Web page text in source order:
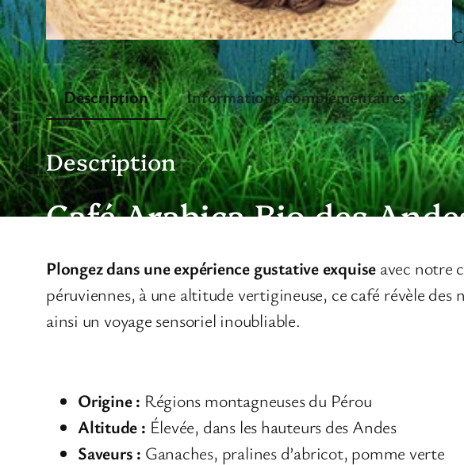
Description Informations complémentaires
Description
Café Arabica Bio des
Plongez dans une expérience gustative exquise avec notre
péruviennes, à une altitude vertigineuse, ce café révèle
ainsi un voyage sensoriel inoubliable.
Origine : Régions montagneuses du Pérou
Altitude : Élevée, dans les hauteurs des Andes
Saveurs : Ganaches, pralines d’abricot, pomme verte